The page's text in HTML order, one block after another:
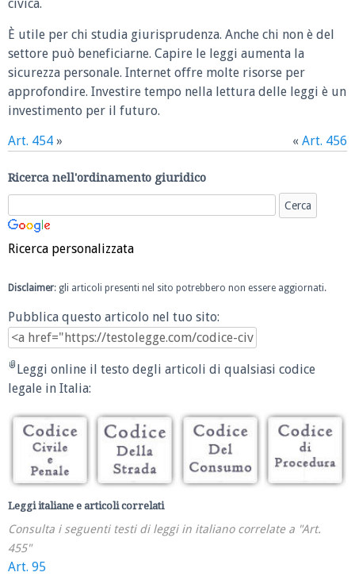
civica.
È utile per chi studia giurisprudenza. Anche chi non è del
settore può beneficiarne. Capire le leggi aumenta la
sicurezza personale. Internet offre molte risorse per
approfondire. Investire tempo nella lettura delle leggi è un
investimento per il futuro.
Art. 454 » « Art. 456
Ricerca nell'ordinamento giuridico
Ricerca personalizzata
Disclaimer: gli articoli presenti nel sito potrebbero non essere aggiornati.
Pubblica questo articolo nel tuo sito:
Leggi online il testo degli articoli di qualsiasi codice
legale in Italia:
Leggi italiane e articoli correlati
Consulta i seguenti testi di leggi in italiano correlate a "Art.
455"
Art. 95